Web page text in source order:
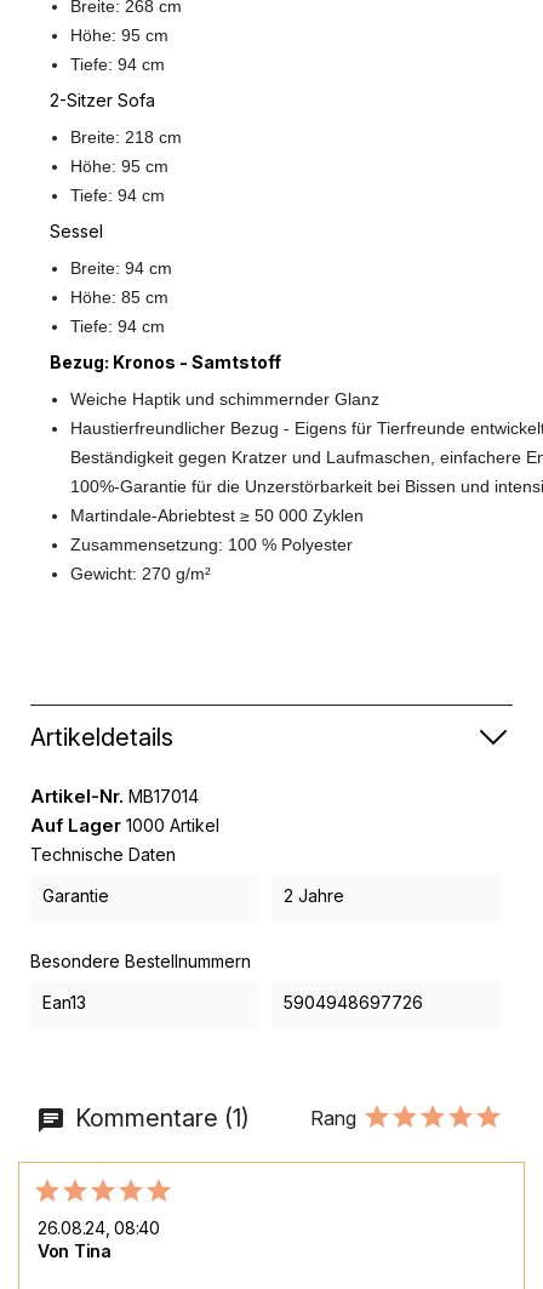
Breite: 268 cm
Höhe: 95 cm
Tiefe: 94 cm
2-Sitzer Sofa
Breite: 218 cm
Höhe: 95 cm
Tiefe: 94 cm
Sessel
Breite: 94 cm
Höhe: 85 cm
Tiefe: 94 cm
Bezug: Kronos - Samtstoff
Weiche Haptik und schimmernder Glanz
Haustierfreundlicher Bezug - Eigens für Tierfreunde
Beständigkeit gegen Kratzer und Laufmaschen, einfachere
100%-Garantie für die Unzerstörbarkeit bei Bissen und
Martindale-Abriebtest ≥ 50 000 Zyklen
Zusammensetzung: 100 % Polyester
Gewicht: 270 g/m²
Artikeldetails
Artikel-Nr. MB17014
Auf Lager 1000 Artikel
Technische Daten
Garantie
2 Jahre
Besondere Bestellnummern
Ean13
5904948697726
Kommentare (1) Rang
26.08.24, 08:40
Von Tina